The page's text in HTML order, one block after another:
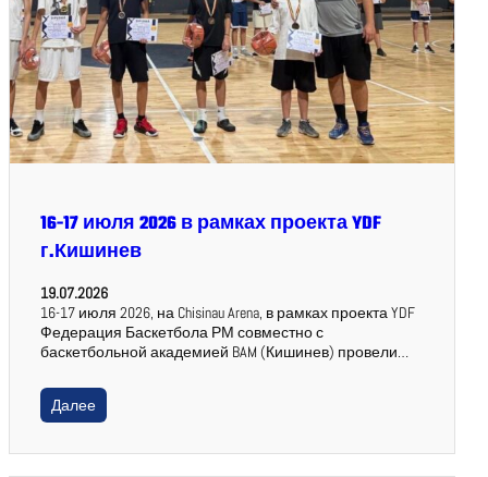
16-17 июля 2026 в рамках проекта YDF
г.Кишинев
19.07.2026
16-17 июля 2026, на Chisinau Arena, в рамках проекта YDF
Федерация Баскетбола РМ совместно с
баскетбольной академией BAM (Кишинев) провели…
Далее